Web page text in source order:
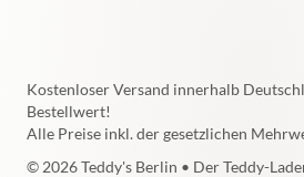
© 2026 Teddy's Berlin • Der Teddy-
Kostenloser Versand innerhalb
Bestellwert!
Alle Preise inkl. der gesetzlichen